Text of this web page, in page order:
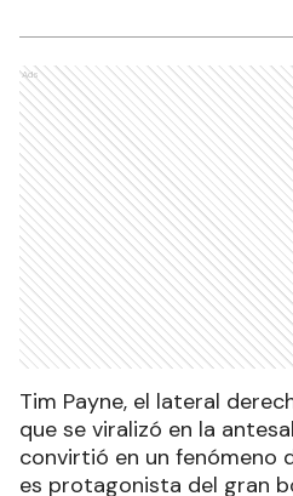
Ads
Tim Payne, el lateral
que se viralizó en la
convirtió en un fenómeno
es protagonista del gran